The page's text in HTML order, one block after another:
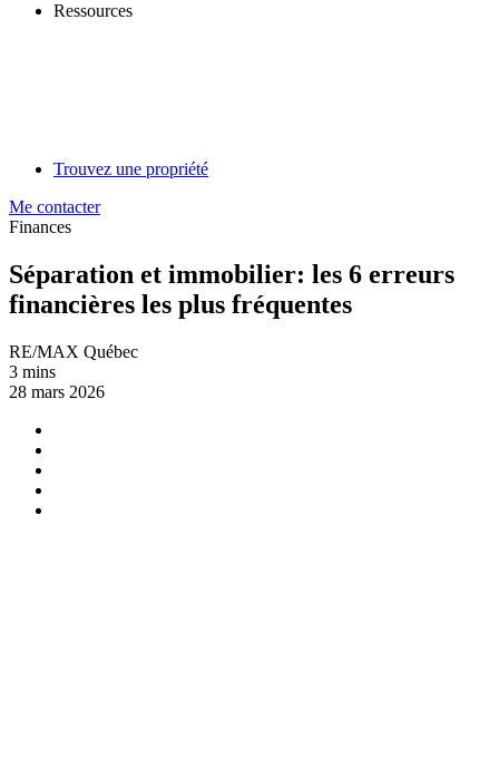
Ressources
Trouvez une propriété
Me contacter
Finances
Séparation et immobilier: les 6 erreurs
financières les plus fréquentes
RE/MAX Québec
3 mins
28 mars 2026